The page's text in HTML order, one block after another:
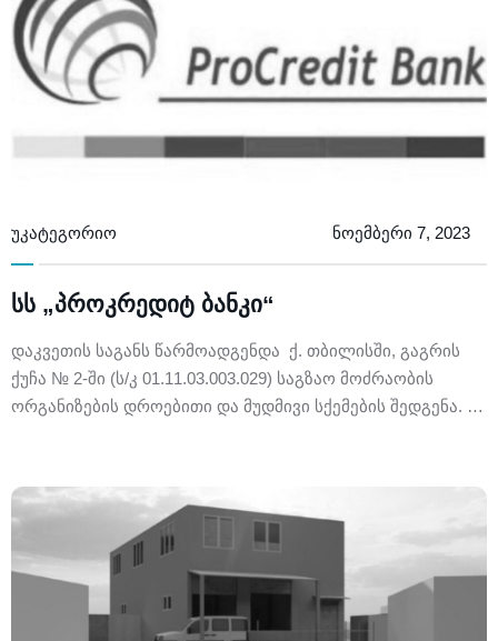
უკატეგორიო ნოემბერი 7, 2023
სს „პროკრედიტ ბანკი“
დაკვეთის საგანს წარმოადგენდა ქ. თბილისში, გაგრის
ქუჩა № 2-ში (ს/კ 01.11.03.003.029) საგზაო მოძრაობის
ორგანიზების დროებითი და მუდმივი სქემების შედგენა. …